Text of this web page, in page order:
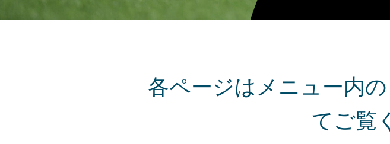
各ページはメニュー内
てご覧